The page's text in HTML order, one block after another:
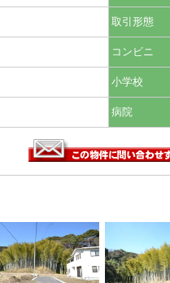
取引形態
コンビニ
小学校
病院